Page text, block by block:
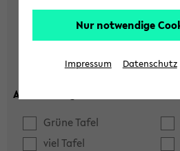
max. Plätze:
Ausstattung:
Grüne Tafel
viel Tafel
Nur notwendige
Impressum Datenschutz